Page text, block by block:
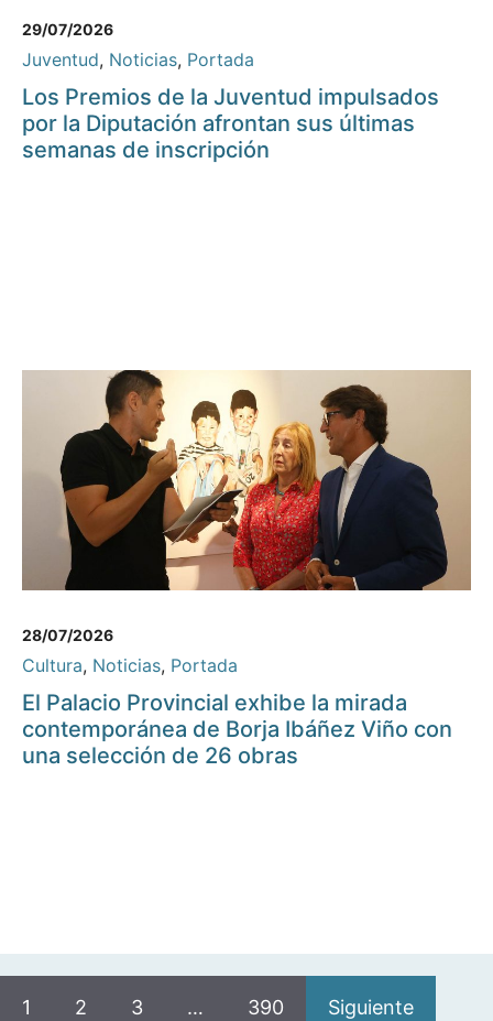
29/07/2026
Juventud, Noticias, Portada
Los Premios de la Juventud impulsados
por la Diputación afrontan sus últimas
semanas de inscripción
28/07/2026
Cultura, Noticias, Portada
El Palacio Provincial exhibe la mirada
contemporánea de Borja Ibáñez Viño con
una selección de 26 obras
1 2 3 … 390 Siguiente